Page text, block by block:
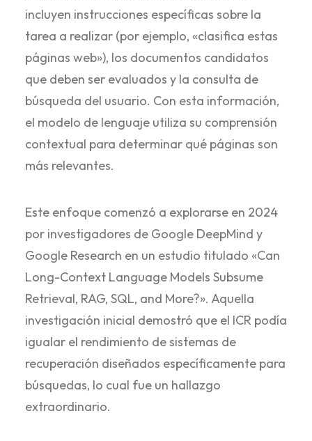
incluyen instrucciones específicas sobre la
tarea a realizar (por ejemplo, «clasifica estas
páginas web»), los documentos candidatos
que deben ser evaluados y la consulta de
búsqueda del usuario. Con esta información,
el modelo de lenguaje utiliza su comprensión
contextual para determinar qué páginas son
más relevantes.
Este enfoque comenzó a explorarse en 2024
por investigadores de Google DeepMind y
Google Research en un estudio titulado «Can
Long-Context Language Models Subsume
Retrieval, RAG, SQL, and More?». Aquella
investigación inicial demostró que el ICR podía
igualar el rendimiento de sistemas de
recuperación diseñados específicamente para
búsquedas, lo cual fue un hallazgo
extraordinario.